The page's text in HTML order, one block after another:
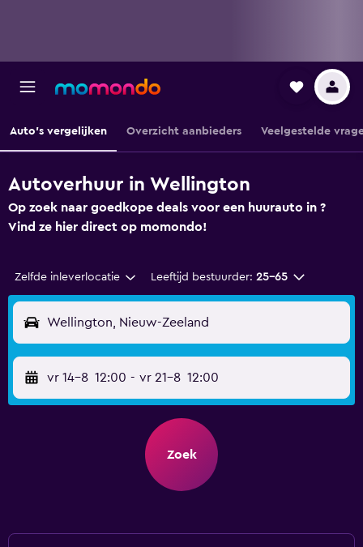
Auto's vergelijken Overzicht aanbieders Veelgestelde
Autoverhuur in Wellington
Op zoek naar goedkope deals voor een huurauto in ?
Vind ze hier direct op momondo!
Zelfde inleverlocatie Leeftijd bestuurder: 25-65
Wellington, Nieuw-Zeeland
vr 14-8 12:00 - vr 21-8 12:00
Zoek